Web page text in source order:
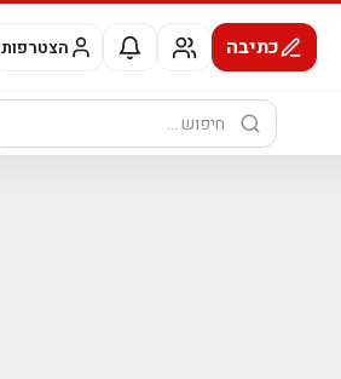
כתיבה הצטרפות
חיפוש: